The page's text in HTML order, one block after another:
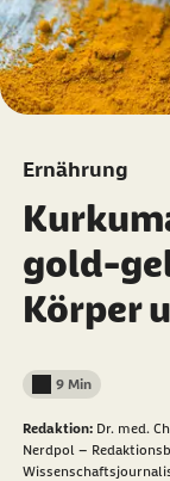
Ernährung
gold-
Körper
Lesedauer weniger als
9 Min
Redaktion: Dr. med.
Nerdpol –